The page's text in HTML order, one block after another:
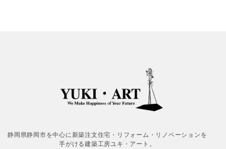
静岡県静岡市を中心に新築注文住宅・リフォーム・リノベーションを
手がける建築工房ユキ・アート。